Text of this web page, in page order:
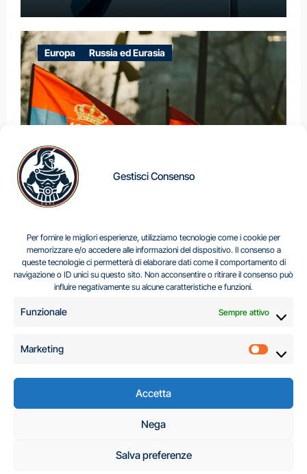
Gestisci Consenso
Per fornire le migliori esperienze, utilizziamo tecnologie come i cookie per
memorizzare e/o accedere alle informazioni del dispositivo. Il consenso a
queste tecnologie ci permetterà di elaborare dati come il comportamento di
navigazione o ID unici su questo sito. Non acconsentire o ritirare il consenso può
influire negativamente su alcune caratteristiche e funzioni.
Funzionale Sempre attivo
Marketing
Accetta
Nega
Salva preferenze
Europa Russia ed Eurasia
Centro Analisi e Studi Italus © Tutti i diritti riservati
C.A.S.I. – Centro
Analisi e Studi Italus